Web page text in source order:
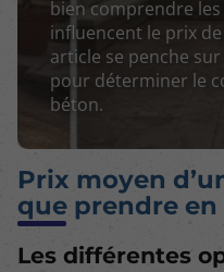
bien comprendre
influencent le prix
article se penche
pour déterminer le
béton.
Prix moyen
que prendre
Les différentes